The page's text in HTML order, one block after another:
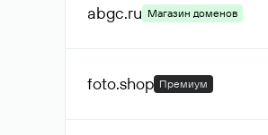
abgc.ru Магазин доменов
foto.shop Премиум